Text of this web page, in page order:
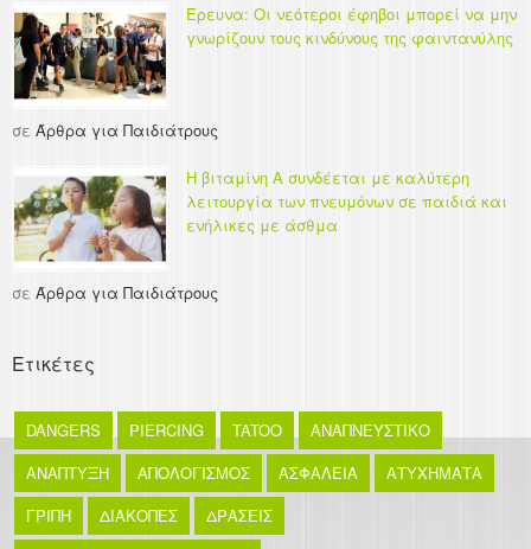
Έρευνα: Οι νεότεροι έφηβοι μπορεί να μην
γνωρίζουν τους κινδύνους της φαιντανύλης
σε Άρθρα για Παιδιάτρους
Η βιταμίνη Α συνδέεται με καλύτερη
λειτουργία των πνευμόνων σε παιδιά και
ενήλικες με άσθμα
σε Άρθρα για Παιδιάτρους
Ετικέτες
DANGERS PIERCING TATOO
ΑΝΑΠΝΕΥΣΤΙΚΟ
ΑΝΑΠΤΥΞΗ
ΑΠΟΛΟΓΙΣΜΟΣ ΑΣΦΑΛΕΙΑ
ΑΤΥΧΗΜΑΤΑ
ΓΡΙΠΗ
ΔΙΑΚΟΠΕΣ
ΔΡΑΣΕΙΣ